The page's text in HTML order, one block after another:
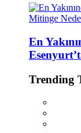
En
Trending